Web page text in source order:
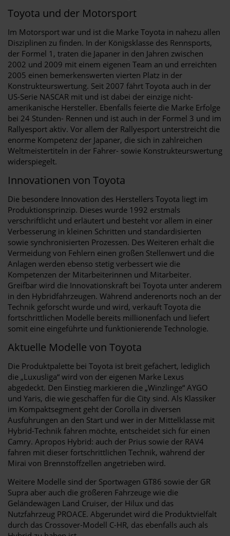
Toyota und der Motorsport
Im Motorsport war und ist die Marke Toyota in nahezu allen
Disziplinen zu finden. In der Königsklasse des Rennsports,
der Formel 1, traten die Japaner in den Jahren zwischen
2002 und 2009 mit einem eigenen Team an und erreichten
2005 einen bemerkenswerten vierten Platz in der
Konstrukteurswertung. Seit 2007 fährt Toyota auch in der
US-Serie NASCAR mit und ist dabei der einzige nicht-
amerikanische Hersteller. Ebenfalls feierte die Marke Erfolge
bei 24 Stunden- Rennen und ist auch in der Formel 3 und im
Rallyesport aktiv. Vor allem der Rallyesport unterstreicht die
enorme Kompetenz der Japaner, die sich in zahlreichen
Weltmeistertiteln in der Fahrer- sowie Konstrukteurswertung
widerspiegelt.
Innovationen von Toyota
Die besondere Innovation des Herstellers Toyota liegt im
Produktionsprinzip. Dieses wurde 1992 erstmals
verschriftlicht und erläutert und besteht vor allem in einer
Verbesserung in kleinen Schritten und standardisierten
sowie synchronisierten Prozessen. Des Weiteren erhält die
Vermeidung von Fehlern einen großen Stellenwert und die
Anlagen werden ebenso stetig verbessert wie die
Kompetenzen der Mitarbeiterinnen und Mitarbeiter.
Greifbar wird die Innovationskraft bei Toyota unter anderem
in den Hybridfahrzeugen. Während anderenorts noch an der
Technik geforscht wurde und wird, verkauft Toyota die
fortschrittlichen Modelle bereits millionenfach und liefert
somit eine eingeführte und funktionierende Technologie.
Aktuelle Modelle von Toyota
Die Produktpalette bei Toyota ist breit gefächert, lediglich
die „Luxusliga“ wird von der eigenen Marke Lexus
abgedeckt. Den Einstieg markieren die „Winzlinge“ AYGO
und Yaris, die wie geschaffen für die City sind. Als Klassiker
im Kompaktsegment geht der Corolla in diversen
Ausführungen an den Start und wer in der Mittelklasse mit
Hybrid-Technik fahren möchte, entscheidet sich für einen
Camry. Apropos Hybrid: auch der Prius sowie der RAV4
fahren mit dieser fortschrittlichen Technik, während der
Mirai von Brennstoffzellen angetrieben wird.
Weitere Modelle sind der Sportwagen GT86 sowie der GR
Supra aber auch die größeren Fahrzeuge wie die
Geländewägen Land Cruiser, der Hilux und das
Nutzfahrzeug PROACE. Abgerundet wird die Produktvielfalt
durch das Crossover-Modell C-HR, das ebenfalls auch als